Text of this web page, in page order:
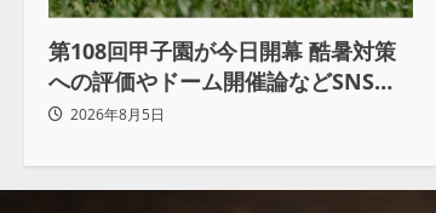
第108回甲子園が今日開幕 酷暑対策
への評価やドーム開催論などSNSで
議論も
2026年8月5日